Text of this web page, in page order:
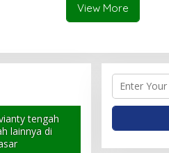
View More
tengah
lainnya di